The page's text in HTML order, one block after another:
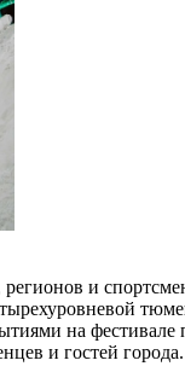
и
на
и гостей города.